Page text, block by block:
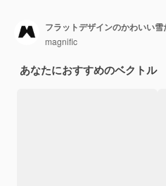
フラットデザインのかわいい
magnific
あなたにおすすめのベクトル